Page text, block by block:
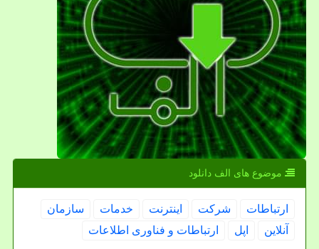
موضوع های الف دانلود
ارتباطات شركت اینترنت خدمات
سازمان
آنلاین
اپل ارتباطات و فناوری اطلاعات